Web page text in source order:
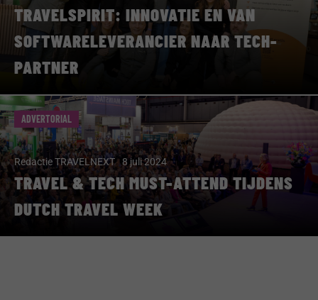
TRAVELSPIRIT: INNOVATIE EN VAN
SOFTWARELEVERANCIER NAAR TECH-
PARTNER
ADVERTORIAL
Redactie TRAVELNEXT 8 juli 2024
TRAVEL & TECH MUST-ATTEND TIJDENS
DUTCH TRAVEL WEEK